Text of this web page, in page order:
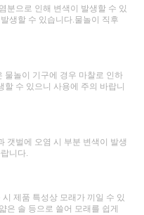
분으로 인해 변색이 발생할 수 있
생할 수 있습니다.물놀이 직후
물놀이 기구에 경우 마찰로 인하
수 있으니 사용에 주의 바랍니
갯벌에 오염 시 부분 변색이 발생
니다.
제품 특성상 모래가 끼일 수 있
은 솔 등으로 쓸어 모래를 쉽게